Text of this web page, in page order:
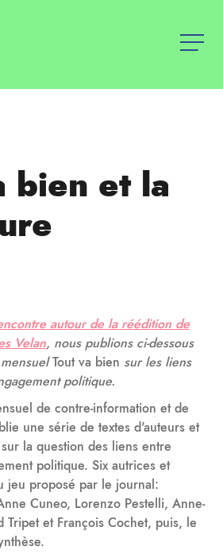
bien et la
autour de la réédition de
Velan, nous publions ci-dessous
Tout va bien sur les liens
politique.
de contre-information et de
une série de textes d'auteurs et
la question des liens entre
politique. Six autrices et
jeu proposé par le journal:
Cuneo, Lorenzo Pestelli, Anne-
Tripet et François Cochet, puis, le